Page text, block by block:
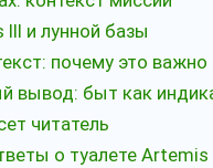
III и лунной базы
почему это
вывод: быт как
читатель
о туалете Artemis